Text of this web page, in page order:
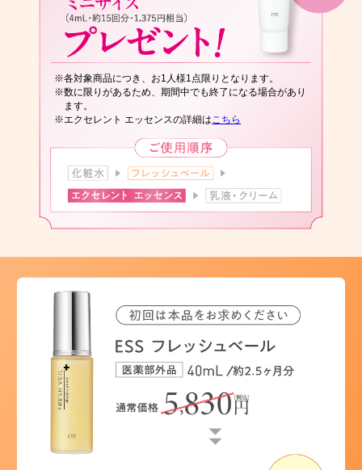
※各対象商品につき、お1人様1点限りとなります。
※数に限りがあるため、期間中でも終了になる場合があり
ます。
※エクセレント エッセンスの詳細は こちら